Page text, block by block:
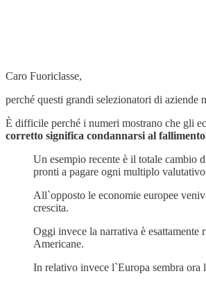
Caro Fuoriclasse,
perché questi grandi selezionatori di aziende
È difficile perché i numeri mostrano che gli
corretto significa condannarsi al
Un esempio recente è il totale cambio
pronti a pagare ogni multiplo
All`opposto le economie europee
crescita.
Oggi invece la narrativa è esattamente
Americane.
In relativo invece l`Europa sembra ora